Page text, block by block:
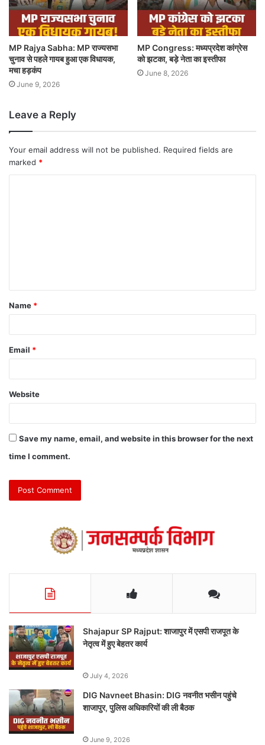
MP Rajya Sabha: MP राज्यसभा
चुनाव से पहले गायब हुआ एक विधायक,
मचा हड़कंप
June 9, 2026
MP Congress: मध्यप्रदेश कांग्रेस
को झटका, बड़े नेता का इस्तीफा
June 8, 2026
Leave a Reply
Your email address will not be published. Required fields are
marked *
Name *
Email *
Website
Save my name, email, and website in this browser for the next
time I comment.
Shajapur SP Rajput: शाजापुर में एसपी राजपूत के
नेतृत्व में हुए बेहतर कार्य
July 4, 2026
DIG Navneet Bhasin: DIG नवनीत भसीन पहुंचे
शाजापुर, पुलिस अधिकारियों की ली बैठक
June 9, 2026